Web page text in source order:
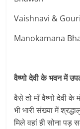
Vaishnavi &
Manokamana
वैष्णो देवी के भवन में
वैसे तो माँ वैष्णो देवी
भी भारी संख्या में
मिले वहां ही सोना